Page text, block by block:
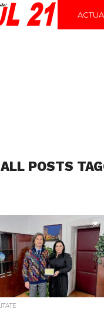
ALL POSTS